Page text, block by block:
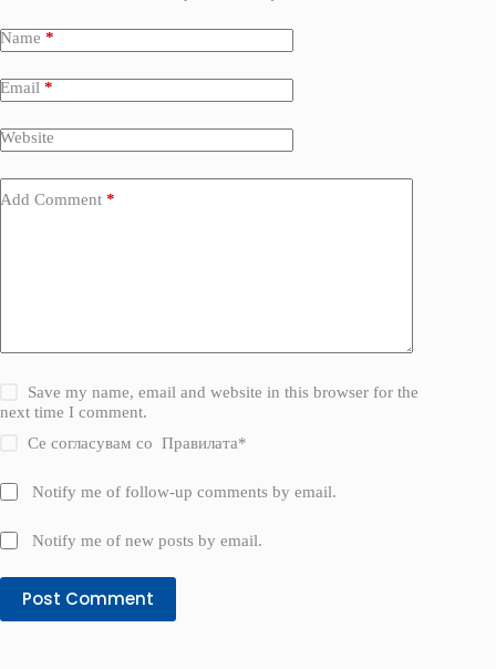
Name *
Email *
Website
Add Comment *
Save my name, email and website in this browser for the
next time I comment.
Се согласувам соПравилата*
Notify me of follow-up comments by email.
Notify me of new posts by email.
Post Comment